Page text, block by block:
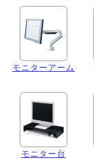
モニターアーム
モニター台